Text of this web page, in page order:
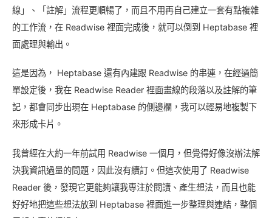
線」、「註解」流程更順暢了，而且不用再自己建立一套有點複雜
的工作流，在 Readwise 裡面完成後，就可以倒到 Heptabase 裡
面處理與輸出。
這是因為， Heptabase 還有內建跟 Readwise 的串連，在經過簡
單設定後，我在 Readwise Reader 裡面畫線的段落以及註解的筆
記，都會同步出現在 Heptabase 的側邊欄，我可以輕易地複製下
來形成卡片。
我曾經在大約一年前試用 Readwise 一個月，但覺得好像沒辦法解
決我資訊過量的問題，因此沒有續訂。但這次使用了 Readwise
Reader 後，發現它更能夠讓我專注於閱讀、產生想法，而且也能
好好地把這些想法放到 Heptabase 裡面進一步整理與連結，整個